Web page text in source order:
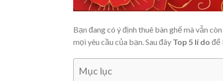
Bạn đang có ý định thuê bàn ghế mà vẫn
mọi yêu cầu của bạn. Sau đây Top 5 lí do để
Mục lục